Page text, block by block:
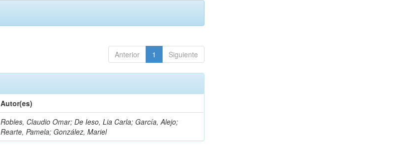
Anterior 1 Siguiente
Autor(es)
Robles, Claudio Omar; De Ieso, Lia Carla; García, Alejo;
Rearte, Pamela; González, Mariel